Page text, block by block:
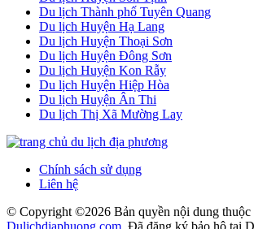
Du lịch Thành phố Tuyên Quang
Du lịch Huyện Hạ Lang
Du lịch Huyện Thoại Sơn
Du lịch Huyện Đông Sơn
Du lịch Huyện Kon Rẫy
Du lịch Huyện Hiệp Hòa
Du lịch Huyện Ân Thi
Du lịch Thị Xã Mường Lay
Chính sách sử dụng
Liên hệ
© Copyright ©2026 Bản quyền nội dung thuộc
Dulichdiaphuong.com . Đã đăng ký bảo hộ tại